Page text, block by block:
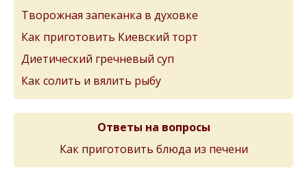
Творожная запеканка в духовке
Как приготовить Киевский торт
Диетический гречневый суп
Как солить и вялить рыбу
Ответы на вопросы
Как приготовить блюда из печени